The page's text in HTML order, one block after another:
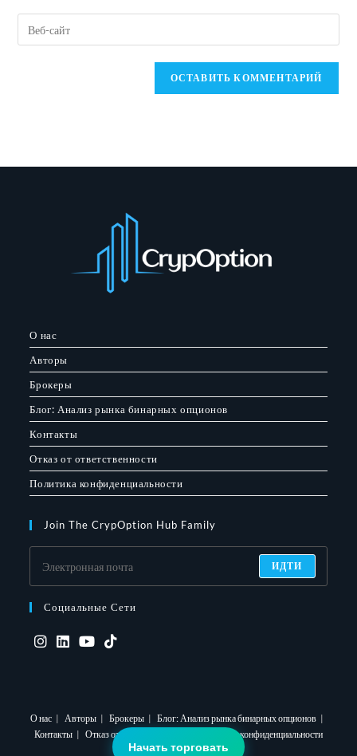
URL
О нас
Авторы
Брокеры
Блог: Анализ рынка бинарных опционов
Контакты
Отказ от ответственности
Политика конфиденциальности
Join The CrypOption Hub Family
ИДТИ
Социальные Сети
вкладкевкладкевкладкевкладке
О нас Авторы Брокеры
Блог: Анализ рынка бинарных опционов
Контакты
Отказ от ответственности Политика конфиденциальности
Начать торговать